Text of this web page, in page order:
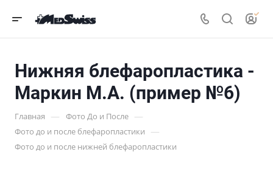
Нижняя блефаропластика -
Маркин М.А. (пример №6)
Главная — Фото До и После —
Фото до и после блефаропластики —
Фото до и после нижней блефаропластики